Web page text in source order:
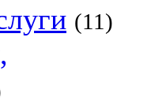
(11)